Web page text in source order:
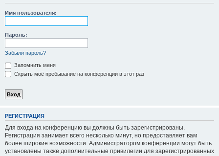
с
Имя пользователя:
Пароль:
Забыли пароль?
Запомнить меня
Скрыть моё пребывание на конференции в этот раз
РЕГИСТРАЦИЯ
Для входа на конференцию вы должны быть зарегистрированы.
Регистрация занимает всего несколько минут, но предоставляет вам
более широкие возможности. Администратором конференции могут быть
установлены также дополнительные привилегии для зарегистрированных